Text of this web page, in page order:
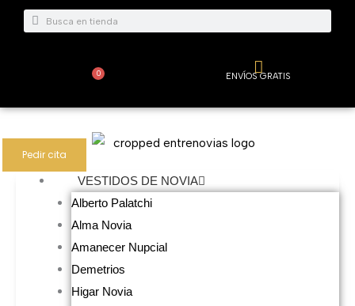
Buscar
Buscar
0
Carrito ENVÍOS GRATIS
VESTIDOS DE NOVIA
Alberto Palatchi
Alma Novia
Amanecer Nupcial
Demetrios
Higar Novia
Pedir cita